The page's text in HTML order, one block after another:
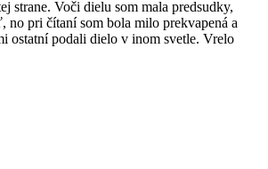
strane. Voči dielu som mala predsudky,
no pri čítaní som bola milo prekvapená a
ostatní podali dielo v inom svetle. Vrelo